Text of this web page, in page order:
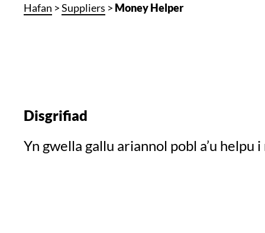
Hafan >Suppliers > Money Helper
Disgrifiad
Yn gwella gallu ariannol pobl a’u helpu